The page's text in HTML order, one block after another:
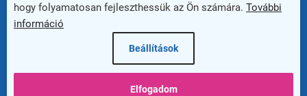
hogy folyamatosan fejleszthessük az Ön számára. További
információ
Beállítások
Elfogadom
Előnyök az ügyfelek számára